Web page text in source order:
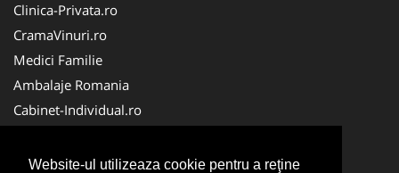
Website-ul utilizeaza cookie pentru a reţine
Clinica-Privata.ro
CramaVinuri.ro
Medici Familie
Ambalaje Romania
Cabinet-Individual.ro
CentruInchirieri.ro